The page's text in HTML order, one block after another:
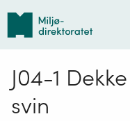
Tilbake
forsiden
J04-1
svin